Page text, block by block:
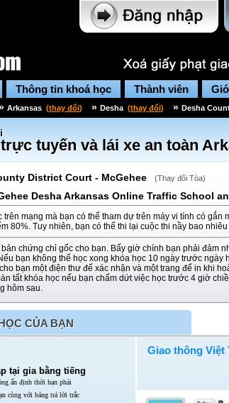
Thông tin khoá học Thành viên
Arkansas (thay đổi) » Desha (thay đổi) » Desha
tuyến và lái xe an toàn
District Court - McGehee (Thay đôi Tòa)
Desha Arkansas Online Traffic School
mạng mà bạn có thể tham dự trên máy vi tính có gắn
80%. Tuy nhiên, bạn có thể thi lại cuộc thi nầy bao
chứng chỉ gốc cho bạn. Bấy giờ chính bạn phải đảm
bạn không thể học xong khóa học 10 ngày trước ngày
bạn một điện thư để xác nhận và một trang để in khi
tất khóa học nếu bạn chấm dứt việc học trước 4 giờ
hôm sau.
CỦA BẠN
tại gia bằng tiếng
ấn định thời hạn phải
cùng với bảng trả lời trắc
Giao thông Việt